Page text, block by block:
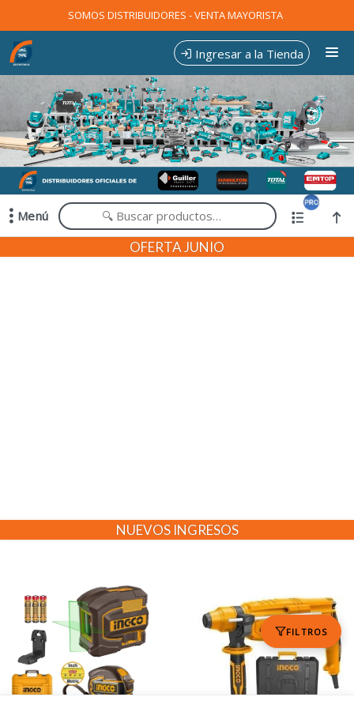
SOMOS DISTRIBUIDORES - VENTA MAYORISTA
Ingresar a la Tienda
CÓMO COMPRAR
CONTACTO
Menú
Comprá online productos de en EXPOTOOLS
FILTROS
OFERTA JUNIO
NUEVOS INGRESOS